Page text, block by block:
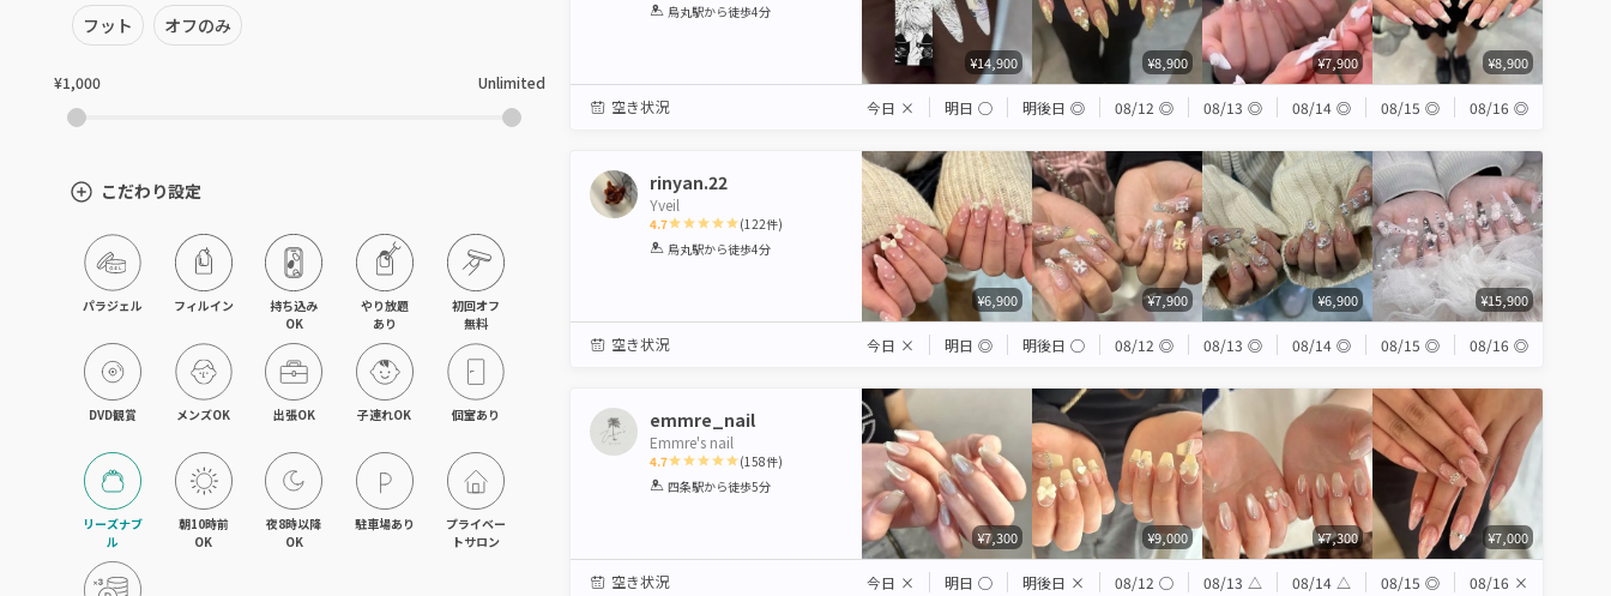
南区・伏見
亀岡・福知山・舞鶴
木津・精華町
フット オフのみ
¥1,000 Unlimited
こだわり設定
パラジェル フィルイン
持ち込み
OK
やり放題
あり
初回オフ
無料
DVD観賞 メンズOK 出張OK 子連れOK 個室あり
リーズナブ
ル
朝10時前
OK
夜8時以降
OK
駐車場あり
プライベー
トサロン
1 2 3 4 5
烏丸駅から徒歩4分
¥14,900 ¥8,900 ¥7,900 ¥8,900
空き状況 今日 × 明日 ◯ 明後日 ◎ 08/12 ◎ 08/13 ◎ 08/14 ◎ 08/15 ◎ 08/16 ◎
rinyan.22
Yveil
4.7
1 2 3 4 5
(122件)
烏丸駅から徒歩4分
¥6,900 ¥7,900 ¥6,900 ¥15,900
空き状況 今日 × 明日 ◎ 明後日 ◯ 08/12 ◎ 08/13 ◎ 08/14 ◎ 08/15 ◎ 08/16 ◎
emmre_nail
Emmre's nail
4.7
1 2 3 4 5
(158件)
四条駅から徒歩5分
¥7,300 ¥9,000 ¥7,300 ¥7,000
空き状況 今日 × 明日 ◯ 明後日 × 08/12 ◯ 08/13 △ 08/14 △ 08/15 ◎ 08/16 ×